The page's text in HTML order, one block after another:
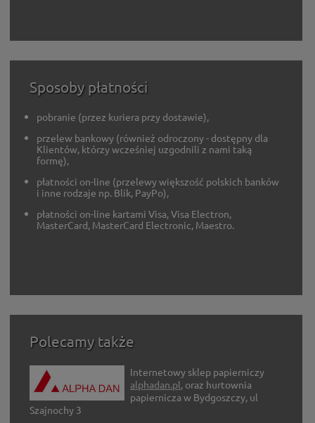
Sposoby płatności
pobranie (przez kuriera przy dostawie),
przelew bankowy (również odroczony - dostępny dla
Klientów, którzy wcześniej uzgodnili z nami taką
formę),
płatności on-line (przelewy większość polskich banków
i inne rodzaje np. Blik, PayPo),
płatności on-line kartami Visa, Visa Electron,
MasterCard, MasterCard Electronic, Maestro.
Polecamy także
Internetowy sklep papierniczy
alphadan.pl, oraz hurtownia
papiernicza w Bydgoszczy, ul
Szajnochy 3